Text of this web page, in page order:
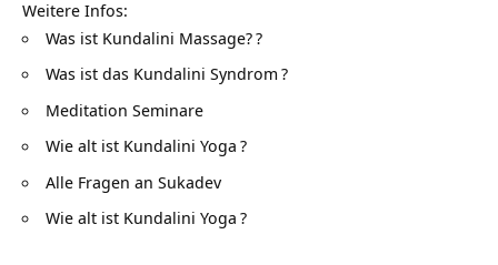
Weitere Infos:
Was ist Kundalini Massage??
Was ist das Kundalini Syndrom ?
Meditation Seminare
Wie alt ist Kundalini Yoga ?
Alle Fragen an Sukadev
Wie alt ist Kundalini Yoga ?